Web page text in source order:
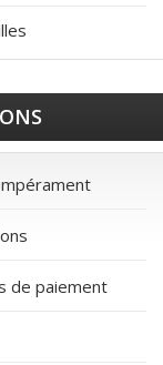
de paiement